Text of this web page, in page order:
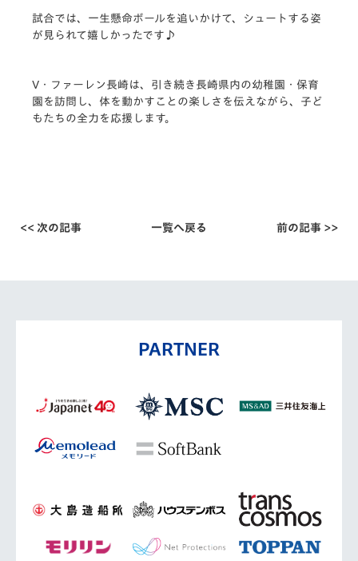
試合では、一生懸命ボールを追いかけて、シュートする姿
が見られて嬉しかったです♪
V・ファーレン長崎は、引き続き長崎県内の幼稚園・保育
園を訪問し、体を動かすことの楽しさを伝えながら、子ど
もたちの全力を応援します。
<< 次の記事 一覧へ戻る 前の記事 >>
PARTNER